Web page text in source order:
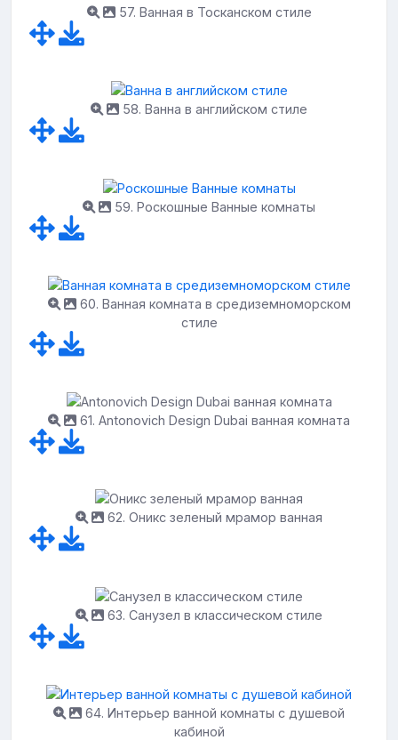
57. Ванная в Тосканском стиле
58. Ванна в английском стиле
59. Роскошные Ванные комнаты
60. Ванная комната в средиземноморском
стиле
61. Antonovich Design Dubai ванная комната
62. Оникс зеленый мрамор ванная
63. Санузел в классическом стиле
64. Интерьер ванной комнаты с душевой
кабиной